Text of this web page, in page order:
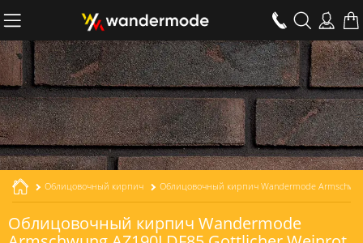
Облицовочный кирпич
Облицовочный кирпич Wandermode